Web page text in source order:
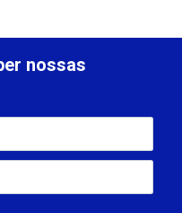
nossas